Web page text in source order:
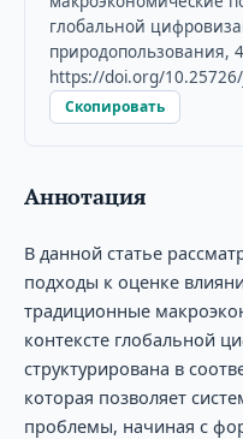
глобальной
природопользования,
https://doi.org/
Скопировать
Аннотация
В данной статье
подходы к оценке
традиционные
контексте глобальной
структурирована в
которая позволяет
проблемы, начиная с